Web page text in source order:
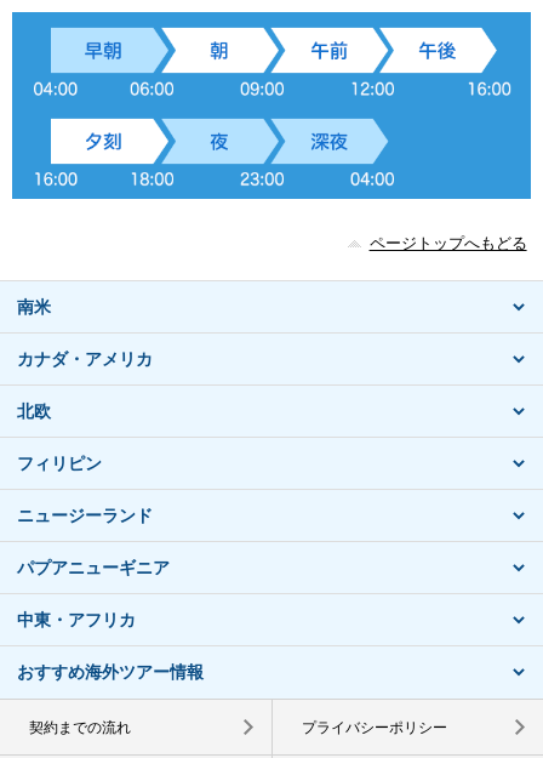
ページトップへもどる
南米
カナダ・アメリカ
北欧
フィリピン
ニュージーランド
パプアニューギニア
中東・アフリカ
おすすめ海外ツアー情報
契約までの流れ プライバシーポリシー